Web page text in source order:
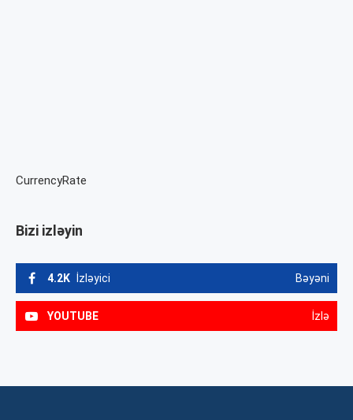
CurrencyRate
Bizi izləyin
4.2K İzləyici Bəyəni
YOUTUBE İzlə